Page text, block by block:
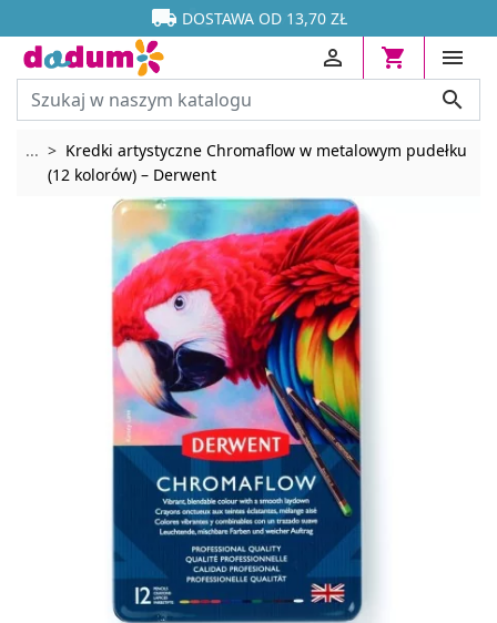

 DOSTAWA OD 13,70 ZŁ






... Rozwiń breadcrumbs
Kredki artystyczne Chromaflow w metalowym pudełku
(12 kolorów) – Derwent